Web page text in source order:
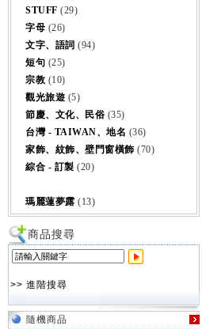
STUFF (29)
字母 (26)
文字、語詞 (94)
短句 (25)
宗教 (10)
觀光旅遊 (5)
節慶、文化、民俗 (35)
台灣 - TAIWAN、地名 (36)
家飾、紋飾、壁門窗橫飾 (70)
綜合 - 訂製 (20)
瑪麗蓮夢露 (13)
商品搜尋
>> 進階搜尋
隨機商品